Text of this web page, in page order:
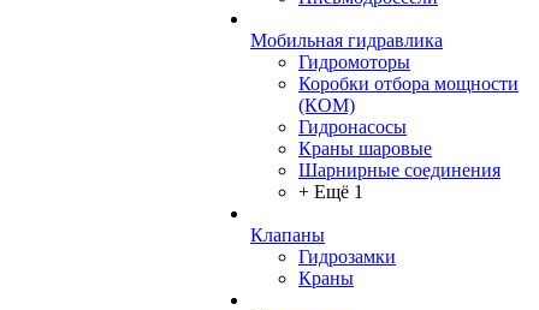
Мобильная гидравлика
Гидромоторы
Коробки отбора мощности
(КОМ)
Гидронасосы
Краны шаровые
Шарнирные соединения
+ Ещё 1
Клапаны
Гидрозамки
Краны